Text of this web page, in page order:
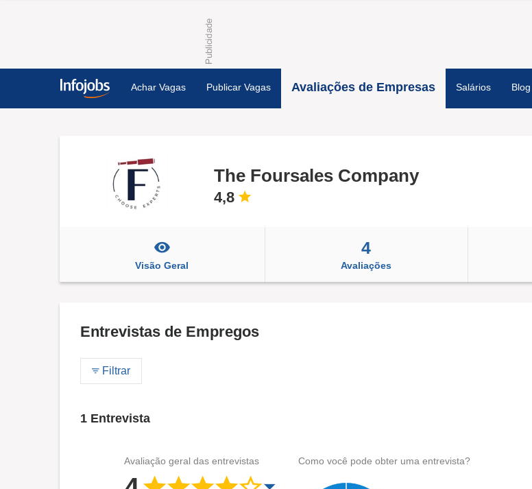
Achar Vagas Publicar Vagas Avaliações de Empresas Salários Blog
The Foursales Company
4,8
Visão Geral
4
Avaliações
Entrevistas de Empregos
Filtrar
1 Entrevista
Avaliação geral das entrevistas Como você pode obter uma entrevista?